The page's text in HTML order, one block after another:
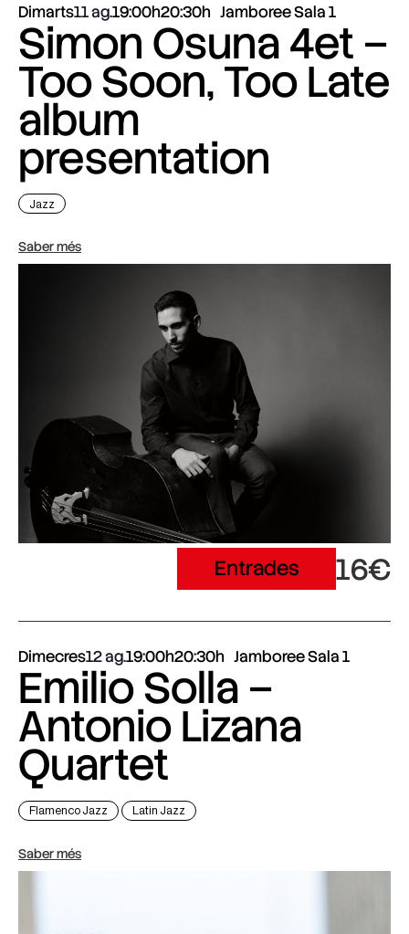
Dimarts11 ag.19:00h20:30h Jamboree Sala 1
Simon Osuna 4et –
Too Soon, Too Late
album
presentation
Jazz
Saber més
Entrades 16€
Dimecres12 ag.19:00h20:30h Jamboree Sala 1
Emilio Solla –
Antonio Lizana
Quartet
Flamenco Jazz Latin Jazz
Saber més